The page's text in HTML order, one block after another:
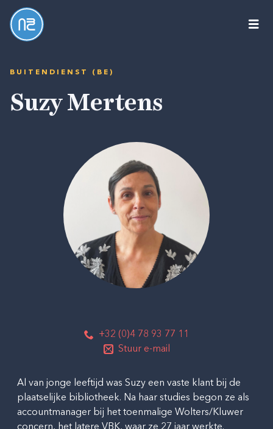
New
BUITENDIENST (BE)
Suzy Mertens
+32 (0)4 78 93 77 11
Stuur e-mail
Al van jonge leeftijd was Suzy een vaste klant bij de
plaatselijke bibliotheek. Na haar studies begon ze als
accountmanager bij het toenmalige Wolters/Kluwer